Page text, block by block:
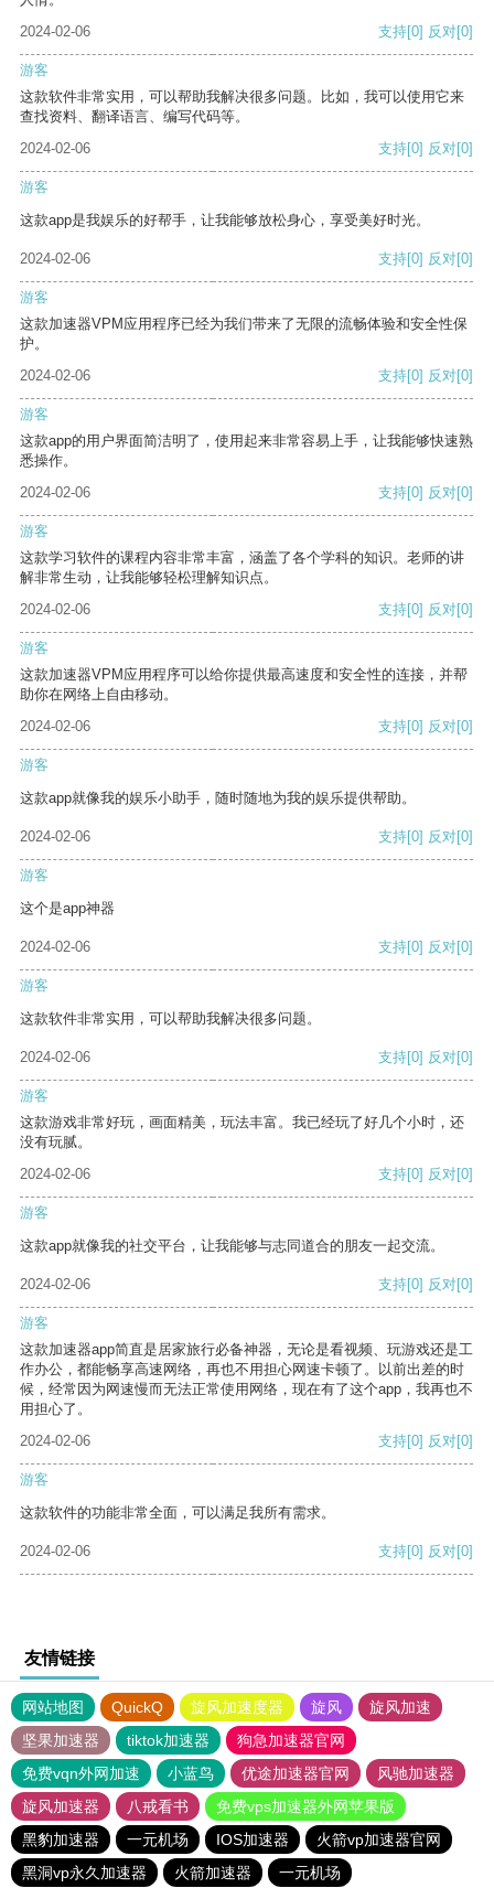
2024-02-06
支持[0] 反对[0]
游客
这款软件非常实用，可以帮助我解决很多问题。比如，我可以使用它来
查找资料、翻译语言、编写代码等。
2024-02-06
支持[0] 反对[0]
游客
这款app是我娱乐的好帮手，让我能够放松身心，享受美好时光。
2024-02-06 支持[0] 反对[0]
游客
这款加速器VPM应用程序已经为我们带来了无限的流畅体验和安全性保
护。
2024-02-06
支持[0] 反对[0]
游客
这款app的用户界面简洁明了，使用起来非常容易上手，让我能够快速熟
悉操作。
2024-02-06
支持[0] 反对[0]
游客
这款学习软件的课程内容非常丰富，涵盖了各个学科的知识。老师的讲
解非常生动，让我能够轻松理解知识点。
2024-02-06
支持[0] 反对[0]
游客
这款加速器VPM应用程序可以给你提供最高速度和安全性的连接，并帮
助你在网络上自由移动。
2024-02-06
支持[0] 反对[0]
游客
这款app就像我的娱乐小助手，随时随地为我的娱乐提供帮助。
2024-02-06 支持[0] 反对[0]
游客
这个是app神器
2024-02-06 支持[0] 反对[0]
游客
这款软件非常实用，可以帮助我解决很多问题。
2024-02-06 支持[0] 反对[0]
游客
这款游戏非常好玩，画面精美，玩法丰富。我已经玩了好几个小时，还
没有玩腻。
2024-02-06
支持[0] 反对[0]
游客
这款app就像我的社交平台，让我能够与志同道合的朋友一起交流。
2024-02-06 支持[0] 反对[0]
游客
这款加速器app简直是居家旅行必备神器，无论是看视频、玩游戏还是工
作办公，都能畅享高速网络，再也不用担心网速卡顿了。以前出差的时
候，经常因为网速慢而无法正常使用网络，现在有了这个app，我再也不
用担心了。
2024-02-06
支持[0] 反对[0]
游客
这款软件的功能非常全面，可以满足我所有需求。
2024-02-06 支持[0] 反对[0]
友情链接
网站地图 QuickQ 旋风加速度器 旋风
旋风加速
坚果加速器
tiktok加速器
狗急加速器官网
免费vqn外网加速
小蓝鸟 优途加速器官网
风驰加速器
旋风加速器
八戒看书
免费vps加速器外网苹果版
黑豹加速器
一元机场 IOS加速器
火箭vp加速器官网
黑洞vp永久加速器
火箭加速器 一元机场